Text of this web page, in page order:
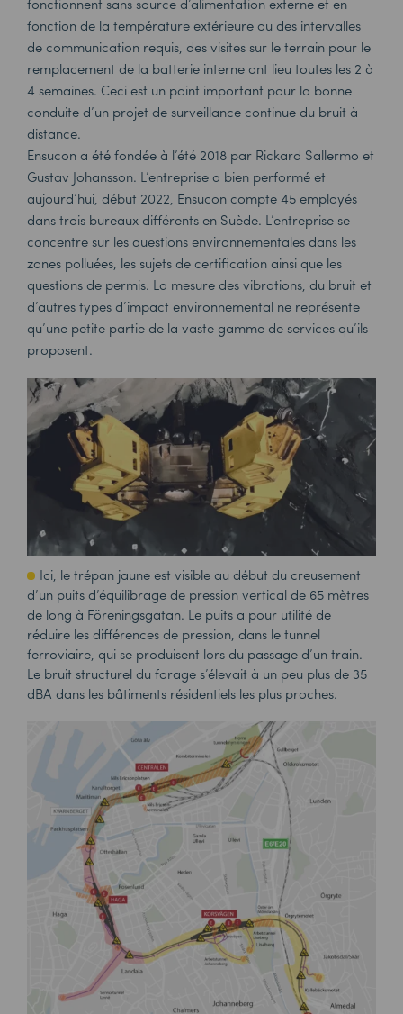
fonction de la température extérieure ou des intervalles
de communication requis, des visites sur le terrain pour le
remplacement de la batterie interne ont lieu toutes les 2 à
4 semaines. Ceci est un point important pour la bonne
conduite d’un projet de surveillance continue du bruit à
distance.
Ensucon a été fondée à l’été 2018 par Rickard Sallermo et
Gustav Johansson. L’entreprise a bien performé et
aujourd’hui, début 2022, Ensucon compte 45 employés
dans trois bureaux différents en Suède. L’entreprise se
concentre sur les questions environnementales dans les
zones polluées, les sujets de certification ainsi que les
questions de permis. La mesure des vibrations, du bruit et
d’autres types d’impact environnemental ne représente
qu’une petite partie de la vaste gamme de services qu’ils
proposent.
Ici, le trépan jaune est visible au début du creusement
d’un puits d’équilibrage de pression vertical de 65 mètres
de long à Föreningsgatan. Le puits a pour utilité de
réduire les différences de pression, dans le tunnel
ferroviaire, qui se produisent lors du passage d’un train.
Le bruit structurel du forage s’élevait à un peu plus de 35
dBA dans les bâtiments résidentiels les plus proches.